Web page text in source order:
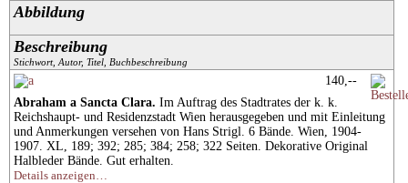
Impressum
Abbildung
Beschreibung
Stichwort, Autor, Titel, Buchbeschreibung
Abraham a Sancta Clara. Im Auftrag des Stadtrates der k. k.
Reichshaupt- und Residenzstadt Wien herausgegeben und mit Einleitung
und Anmerkungen versehen von Hans Strigl. 6 Bände. Wien, 1904-
1907. XL, 189; 392; 285; 384; 258; 322 Seiten. Dekorative Original
Halbleder Bände. Gut erhalten.
Details anzeigen…
140,--